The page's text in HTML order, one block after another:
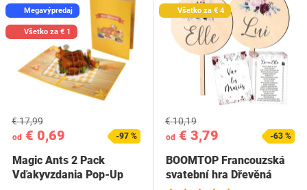
Megavýpredaj
Všetko za € 1
od € 0,69
€ 17,99
-97 %
Magic Ants 2 Pack
Vďakyvzdania Pop-Up
Všetko za € 4
od € 3,79
€ 10,19
-63 %
BOOMTOP Francouzská
svatební hra Dřevěná